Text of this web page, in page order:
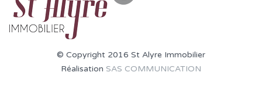
© Copyright 2016 St Alyre Immobilier
Réalisation SAS COMMUNICATION